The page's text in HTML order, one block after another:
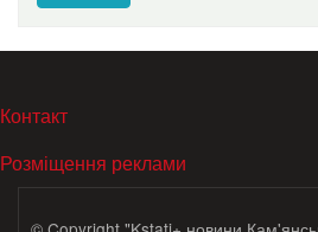
МЕНЮ В ПОДВАЛЕ
Контакт
Розміщення реклами